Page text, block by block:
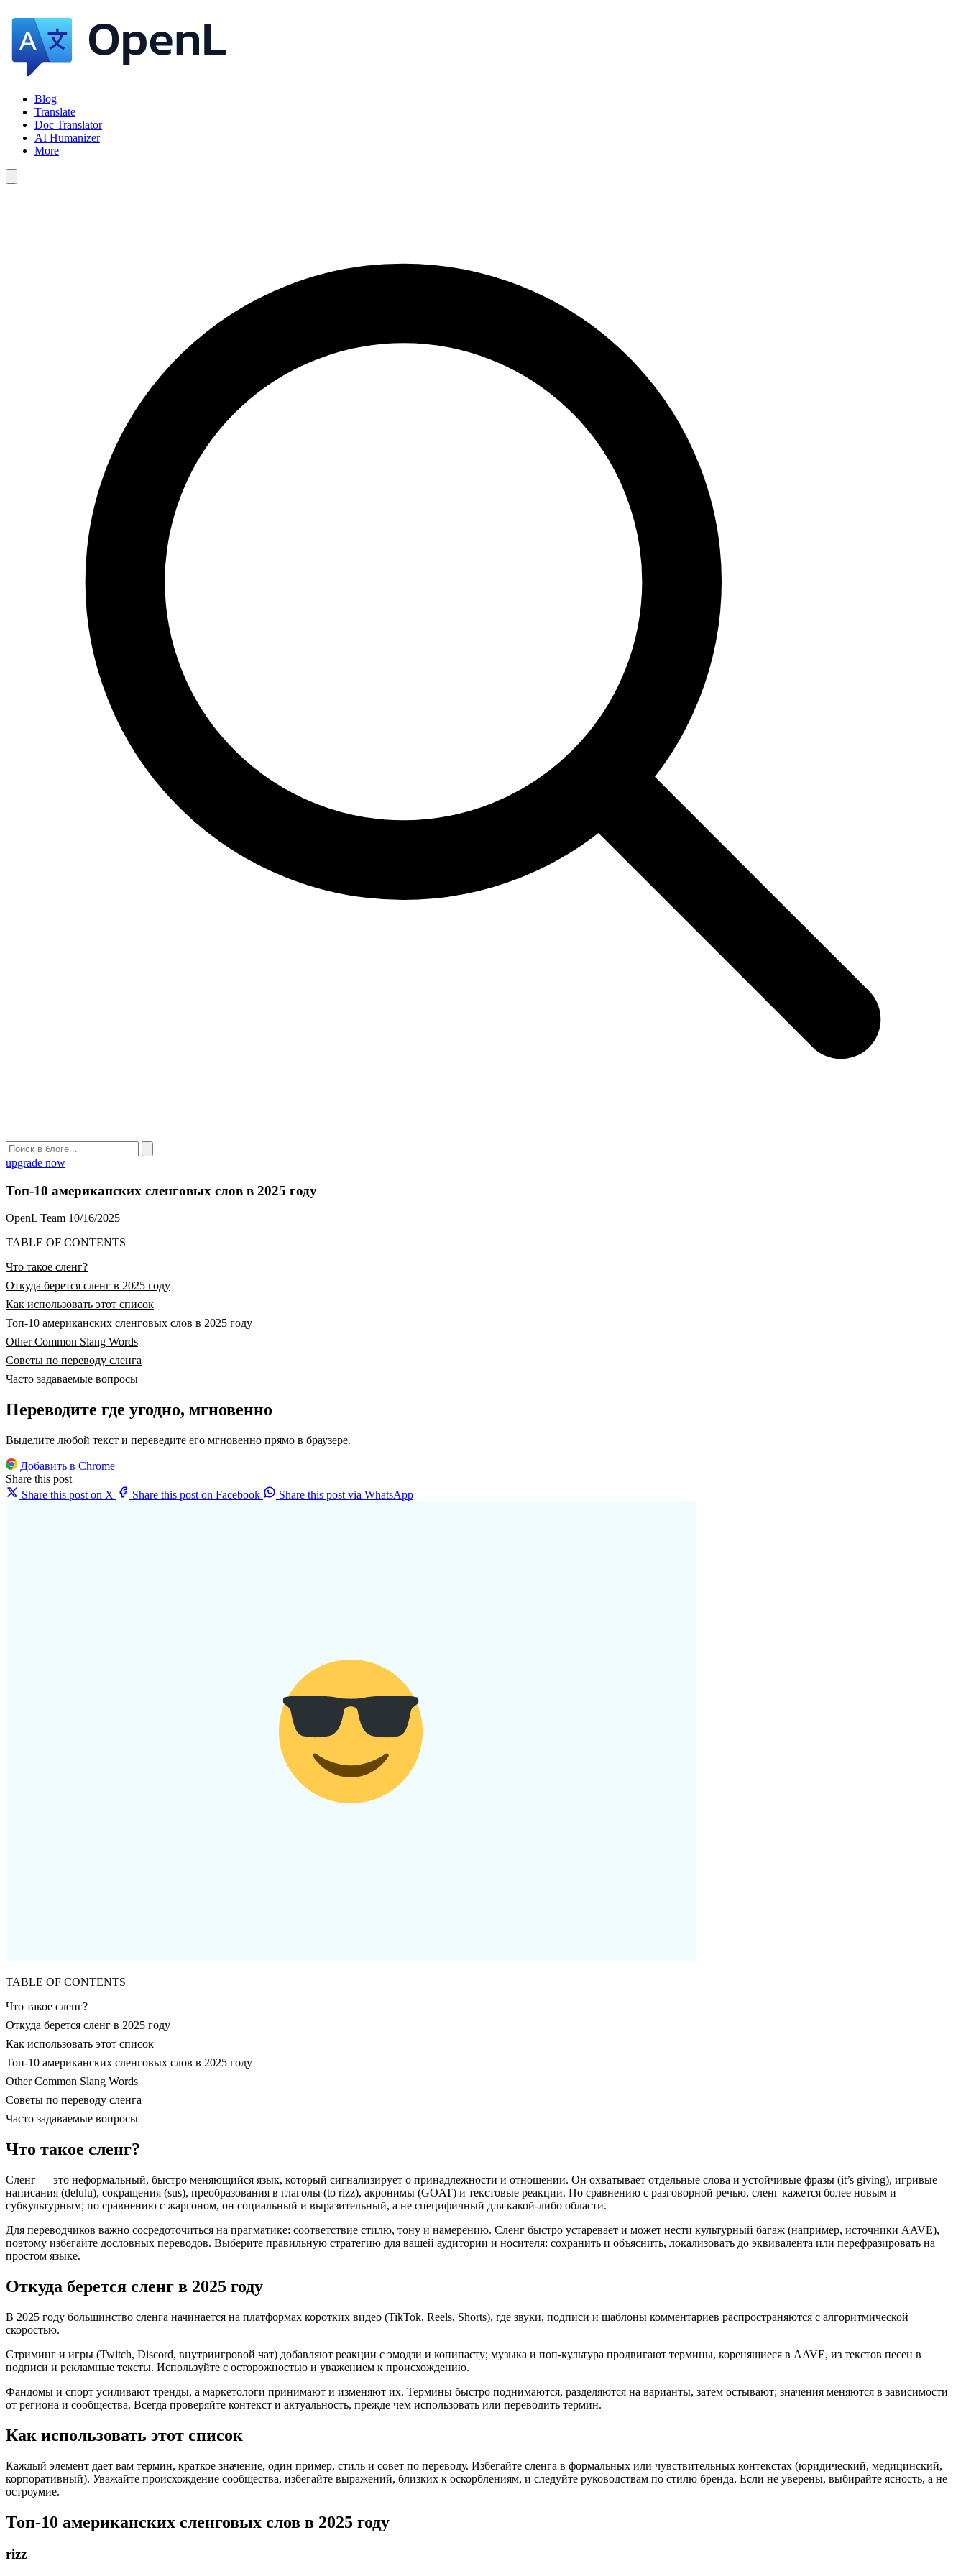
Blog
Translate
Doc Translator
AI Humanizer
More
upgrade now
Топ-10 американских сленговых слов в 2025 году
OpenL Team 10/16/2025
TABLE OF CONTENTS
Что такое сленг?
Откуда берется сленг в 2025 году
Как использовать этот список
Топ-10 американских сленговых слов в 2025 году
Other Common Slang Words
Советы по переводу сленга
Часто задаваемые вопросы
Переводите где угодно, мгновенно
Выделите любой текст и переведите его мгновенно прямо в браузере.
Добавить в Chrome
Share this post
Share this post on X
Share this post on Facebook Share this post via WhatsApp
TABLE OF CONTENTS
Что такое сленг?
Откуда берется сленг в 2025 году
Как использовать этот список
Топ-10 американских сленговых слов в 2025 году
Other Common Slang Words
Советы по переводу сленга
Часто задаваемые вопросы
Что такое сленг?
Сленг — это неформальный, быстро меняющийся язык, который сигнализирует о принадлежности и отношении. Он охватывает отдельные слова и устойчивые фразы (it’s giving), игривые
написания (delulu), сокращения (sus), преобразования в глаголы (to rizz), акронимы (GOAT) и текстовые реакции. По сравнению с разговорной речью, сленг кажется более новым и
субкультурным; по сравнению с жаргоном, он социальный и выразительный, а не специфичный для какой-либо области.
Для переводчиков важно сосредоточиться на прагматике: соответствие стилю, тону и намерению. Сленг быстро устаревает и может нести культурный багаж (например, источники AAVE),
поэтому избегайте дословных переводов. Выберите правильную стратегию для вашей аудитории и носителя: сохранить и объяснить, локализовать до эквивалента или перефразировать на
простом языке.
Откуда берется сленг в 2025 году
В 2025 году большинство сленга начинается на платформах коротких видео (TikTok, Reels, Shorts), где звуки, подписи и шаблоны комментариев распространяются с алгоритмической
скоростью.
Стриминг и игры (Twitch, Discord, внутриигровой чат) добавляют реакции с эмодзи и копипасту; музыка и поп-культура продвигают термины, коренящиеся в AAVE, из текстов песен в
подписи и рекламные тексты. Используйте с осторожностью и уважением к происхождению.
Фандомы и спорт усиливают тренды, а маркетологи принимают и изменяют их. Термины быстро поднимаются, разделяются на варианты, затем остывают; значения меняются в зависимости
от региона и сообщества. Всегда проверяйте контекст и актуальность, прежде чем использовать или переводить термин.
Как использовать этот список
Каждый элемент дает вам термин, краткое значение, один пример, стиль и совет по переводу. Избегайте сленга в формальных или чувствительных контекстах (юридический, медицинский,
корпоративный). Уважайте происхождение сообщества, избегайте выражений, близких к оскорблениям, и следуйте руководствам по стилю бренда. Если не уверены, выбирайте ясность, а не
остроумие.
Топ-10 американских сленговых слов в 2025 году
rizz